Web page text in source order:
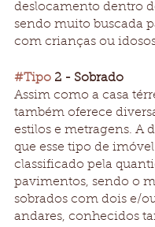
deslocamento dentro
sendo muito buscada
com crianças ou
#Tipo 2 - Sobrado
Assim como a casa
também oferece
estilos e metragens. A
que esse tipo de imóvel
classificado pela
pavimentos, sendo o
sobrados com dois e/
andares, conhecidos